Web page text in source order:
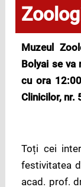
Muzeul
Bolyai se va
cu ora
Clinicilor, nr.
Toți cei
festivitatea
acad. prof.